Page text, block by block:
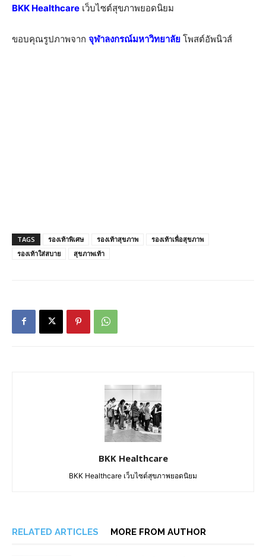
BKK Healthcare เว็บไซต์สุขภาพยอดนิยม
ขอบคุณรูปภาพจาก จุฬาลงกรณ์มหาวิทยาลัย โพสต์อัพนิวส์
TAGS รองเท้าพิเศษ รองเท้าสุขภาพ
รองเท้าเพื่อสุขภาพ
รองเท้าใส่สบาย
สุขภาพเท้า
BKK Healthcare
BKK Healthcare เว็บไซต์สุขภาพยอดนิยม
RELATED ARTICLES MORE FROM AUTHOR